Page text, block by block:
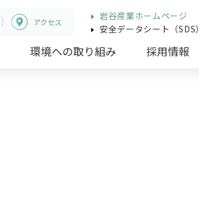
アクセス
岩谷産業ホームページ
安全データシート（SDS）
環境への取り組み 採用情報